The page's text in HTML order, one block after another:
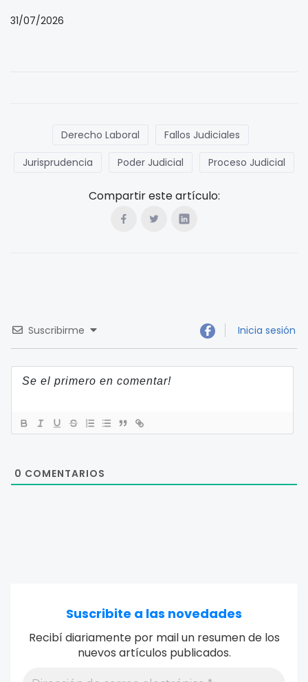
31/07/2026
Derecho Laboral
Fallos Judiciales
Jurisprudencia
Poder Judicial Proceso Judicial
Compartir este artículo:
Suscribirme Inicia sesión
0 COMENTARIOS
Suscribite a las novedades
Recibí diariamente por mail un resumen de los
nuevos artículos publicados.